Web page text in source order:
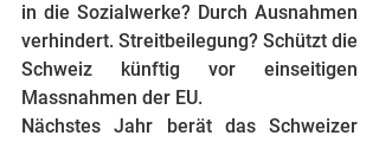
in die Sozialwerke? Durch Ausnahmen
verhindert. Streitbeilegung? Schützt die
Schweiz künftig vor einseitigen
Massnahmen der EU.
Nächstes Jahr berät das Schweizer